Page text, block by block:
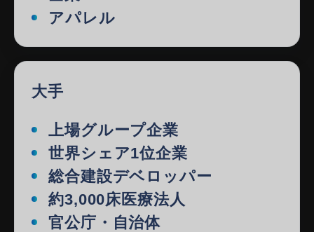
アパレル
大手
上場グループ企業
世界シェア1位企業
総合建設デベロッパー
約3,000床医療法人
官公庁・自治体